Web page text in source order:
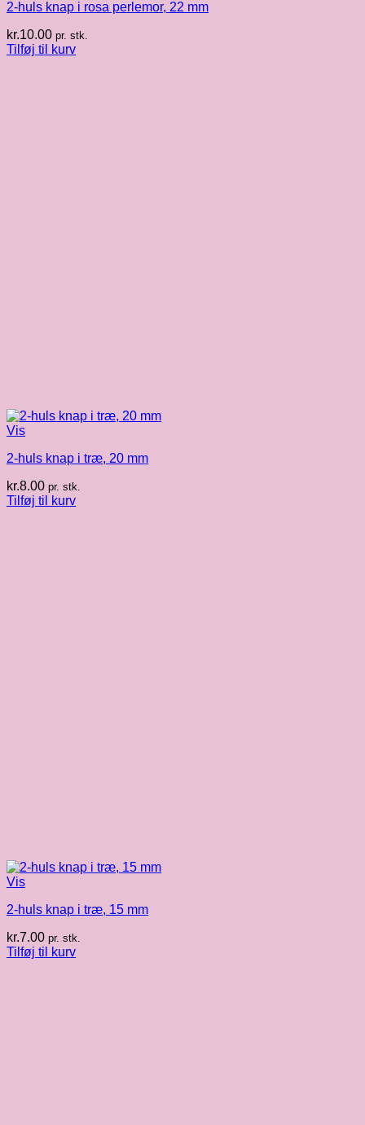
2-huls knap i rosa perlemor, 22 mm
kr.10.00 pr. stk.
Tilføj til kurv
Vis
2-huls knap i træ, 20 mm
kr.8.00 pr. stk.
Tilføj til kurv
Vis
2-huls knap i træ, 15 mm
kr.7.00 pr. stk.
Tilføj til kurv